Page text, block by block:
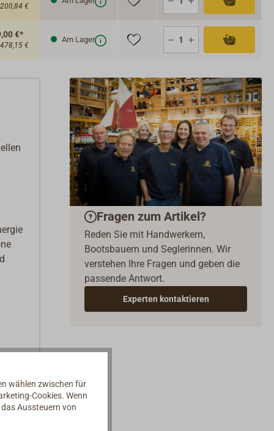
€
€*
€
Am Lager
Fragen zum Artikel?
Reden Sie mit Handwerkern,
Bootsbauern und Seglerinnen. Wir
verstehen Ihre Fragen und geben die
passende Antwort.
Experten kontaktieren
wählen zwischen für
Cookies. Wenn
Aussteuern von